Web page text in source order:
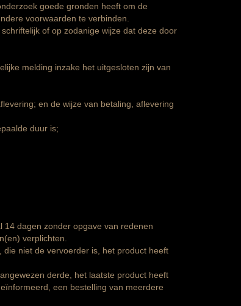
goede gronden heeft om de
voorwaarden te verbinden.
of op zodanige wijze dat deze door
melding inzake het uitgesloten zijn van
en de wijze van betaling, aflevering
duur is;
dagen zonder opgave van redenen
verplichten.
niet de vervoerder is, het product heeft
derde, het laatste product heeft
een bestelling van meerdere